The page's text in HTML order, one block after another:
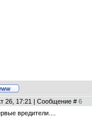
26, 17:21 | Сообщение # 6
вредители....